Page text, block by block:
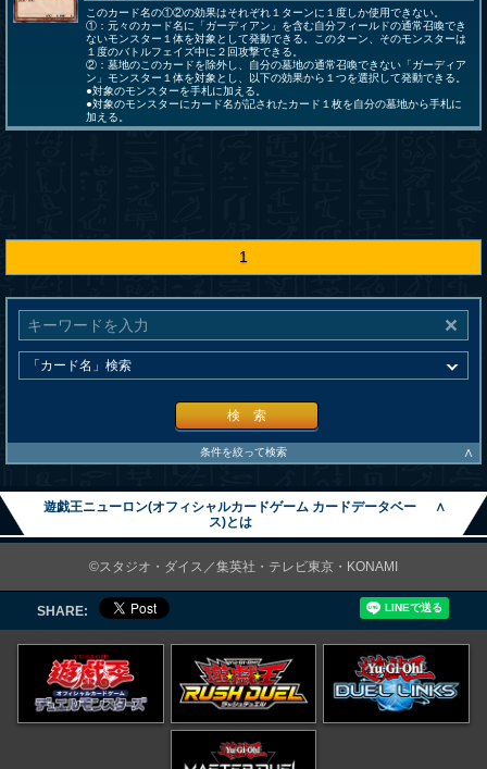
このカード名の①②の効果はそれぞれ１ターンに１度しか使用できない。
①：元々のカード名に「ガーディアン」を含む自分フィールドの通常召喚でき
ないモンスター１体を対象として発動できる。このターン、そのモンスターは
１度のバトルフェイズ中に２回攻撃できる。
②：墓地のこのカードを除外し、自分の墓地の通常召喚できない「ガーディア
ン」モンスター１体を対象とし、以下の効果から１つを選択して発動できる。
●対象のモンスターを手札に加える。
●対象のモンスターにカード名が記されたカード１枚を自分の墓地から手札に
加える。
1
検 索
条件を絞って検索 ∧
遊戯王ニューロン(オフィシャルカードゲーム カードデータベー
ス)とは
∧
©スタジオ・ダイス／集英社・テレビ東京・KONAMI
SHARE: